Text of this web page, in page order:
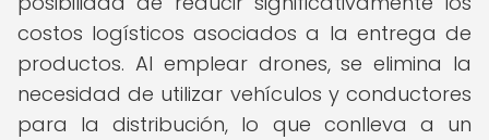
costos logísticos asociados a la entrega de
productos. Al emplear drones, se elimina la
necesidad de utilizar vehículos y conductores
para la distribución, lo que conlleva a un